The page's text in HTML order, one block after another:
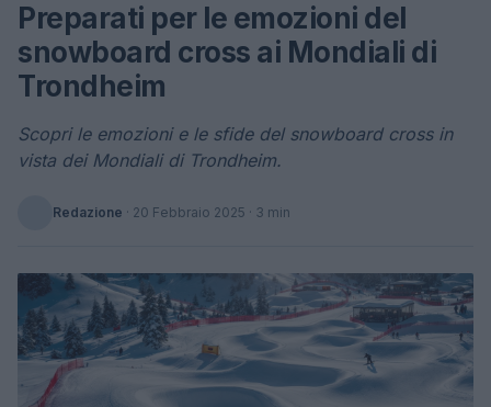
Preparati per le emozioni del
snowboard cross ai Mondiali di
Trondheim
Scopri le emozioni e le sfide del snowboard cross in
vista dei Mondiali di Trondheim.
Redazione · 20 Febbraio 2025 · 3 min